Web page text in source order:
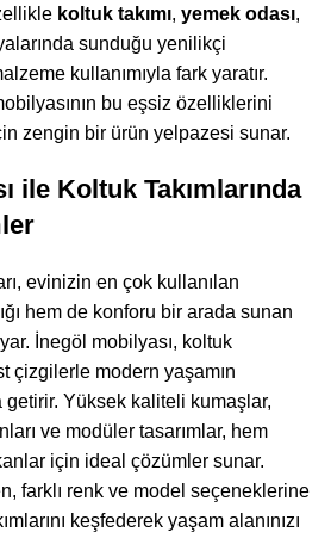
koltuk takımı, yemek odası,
sunduğu yenilikçi
kullanımıyla fark yaratır.
bu eşsiz özelliklerini
zengin bir ürün yelpazesi sunar.
ile Koltuk Takımlarında
evinizin en çok kullanılan
hem de konforu bir arada sunan
İnegöl mobilyası, koltuk
çizgilerle modern yaşamın
Yüksek kaliteli kumaşlar,
ve modüler tasarımlar, hem
için ideal çözümler sunar.
farklı renk ve model seçeneklerine
keşfederek yaşam alanınızı